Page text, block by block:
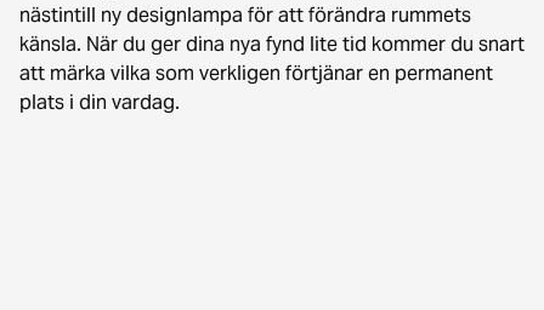
nästintill ny designlampa för att förändra rummets
känsla. När du ger dina nya fynd lite tid kommer du snart
att märka vilka som verkligen förtjänar en permanent
plats i din vardag.